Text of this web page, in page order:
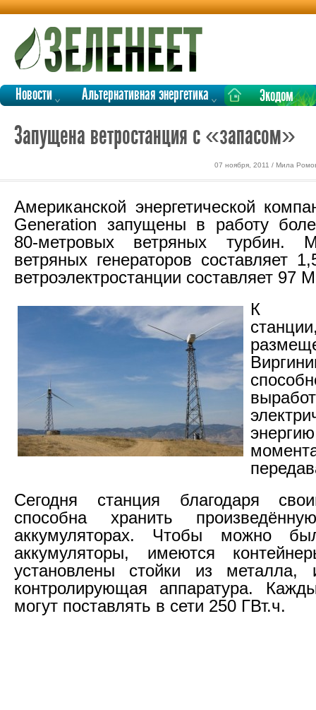
Новости Альтернативная энергетика Экодом
Запущена ветростанция с «запасом»
07 ноября, 2011 / Мила
Американской энергетической
Generation запущены в работу
80-метровых ветряных турбин.
ветряных генераторов составляет
ветроэлектростанции составляет 97
К
Сегодня станция благодаря
способна хранить
аккумуляторах. Чтобы можно
аккумуляторы, имеются
установлены стойки из металла,
контролирующая аппаратура.
могут поставлять в сети 250 ГВт.ч.